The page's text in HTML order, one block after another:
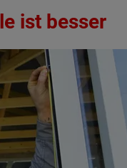
ist besser
Sie suchen?